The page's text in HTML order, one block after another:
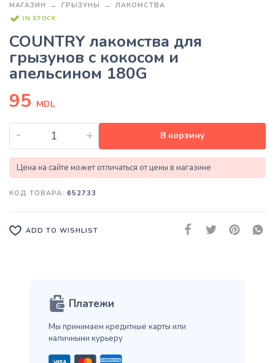
МАГАЗИН ГРЫЗУНЫ ЛАКОМСТВА
IN STOCK
COUNTRY лакомства для
грызунов с кокосом и
апельсином 180G
95 MDL
- + В корзину
Цена на сайте может отличаться от цены в магазине
КОД ТОВАРА: 652733
ADD TO WISHLIST
Платежи
Мы принимаем кредитные карты или
наличными курьеру